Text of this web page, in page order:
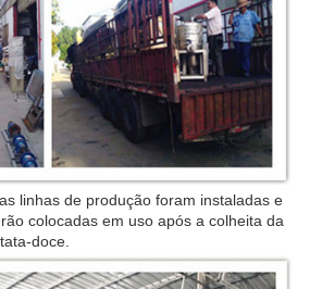
linhas de produção foram instaladas e
colocadas em uso após a colheita da
doce.